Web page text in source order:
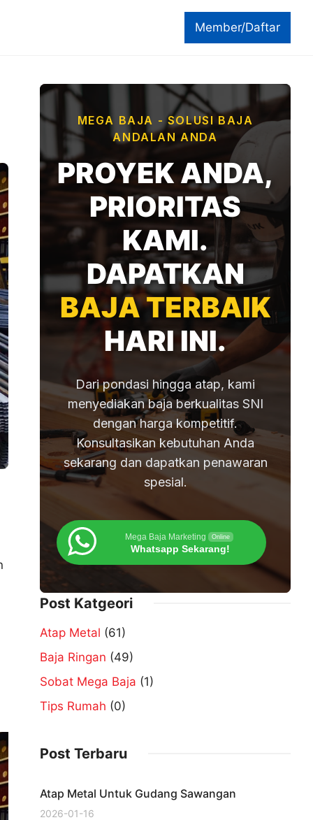
Member/Daftar
MEGA BAJA - SOLUSI BAJA
ANDALAN ANDA
PROYEK ANDA,
PRIORITAS
KAMI.
DAPATKAN
BAJA TERBAIK
HARI INI.
Dari pondasi hingga atap, kami
menyediakan baja berkualitas SNI
dengan harga kompetitif.
Konsultasikan kebutuhan Anda
sekarang dan dapatkan penawaran
spesial.
Mega Baja Marketing Online
Whatsapp Sekarang!
Post Katgeori
Atap Metal (61)
Baja Ringan (49)
Sobat Mega Baja (1)
Tips Rumah (0)
Post Terbaru
Atap Metal Untuk Gudang Sawangan
2026-01-16